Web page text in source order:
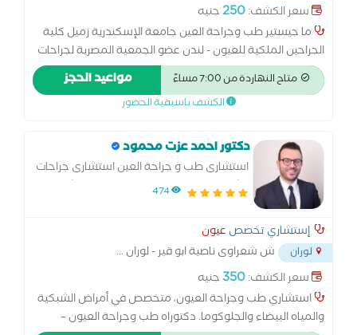
سعر الكشف:250جنيه
ما جيستير طب وجراحة العين جامعة الإسكندرية زميل كلية
الجراحين الملكية للعيون - لندن عضو الجمعية المصرية لجراحات
تجميل العيون OPSE أخصائي جراحة المياه البيضاء وتصحيح
الابصار بالليزر. أخصائي جراحات الجفون والقنوات الدمعية وأورام
وكسور محجر العين.
متاح النهاردة من 7:00 مساءً مواعيد الحجز
الكشف باسبقية الحضور
دكتور احمد عزت محمود
استشارى طب و جراحة العين استشارى جراحات
الشبكية و الجسم الزجاجى و الليزر استشارى
الابصار بالليزر
474
إستشاري تخصص عيون
لوران ش شعراوى ناصية ابو قير - لوران...
سعر الكشف:350 جنيه
استشاري طب وجراحة العيون، متخصص في أمراض الشبكية
والمياه البيضاء والجلوكوما. دكتوراه طب وجراحة العيون –